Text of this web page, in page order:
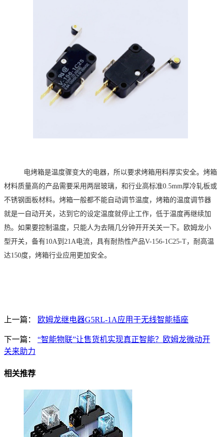
电烤箱是温度骤变大的电器，所以要求烤箱用料厚实安全。烤箱
材料质量高的产品需要采用两层玻璃，和行业高标准0.5mm厚冷轧板或
不锈钢面板材料。烤箱一般都不能自动调节温度，烤箱的温度调节器
就是一自动开关，达到它的设定温度就停止工作，低于温度再继续加
热。如果要控制温度，只能人为去隔几分钟开开关关一下。
欧姆龙小
型开关，备有10A到 21A电流，具有耐热性产品V-156-1C25-T，耐高温
达150度，烤箱行业应用更加安全。
上一篇： 欧姆龙继电器G5RL-1A应用于无线智能插座
下一篇：
“智能物联”让售货机实现真正智能？欧姆龙微动开
关来助力
相关推荐